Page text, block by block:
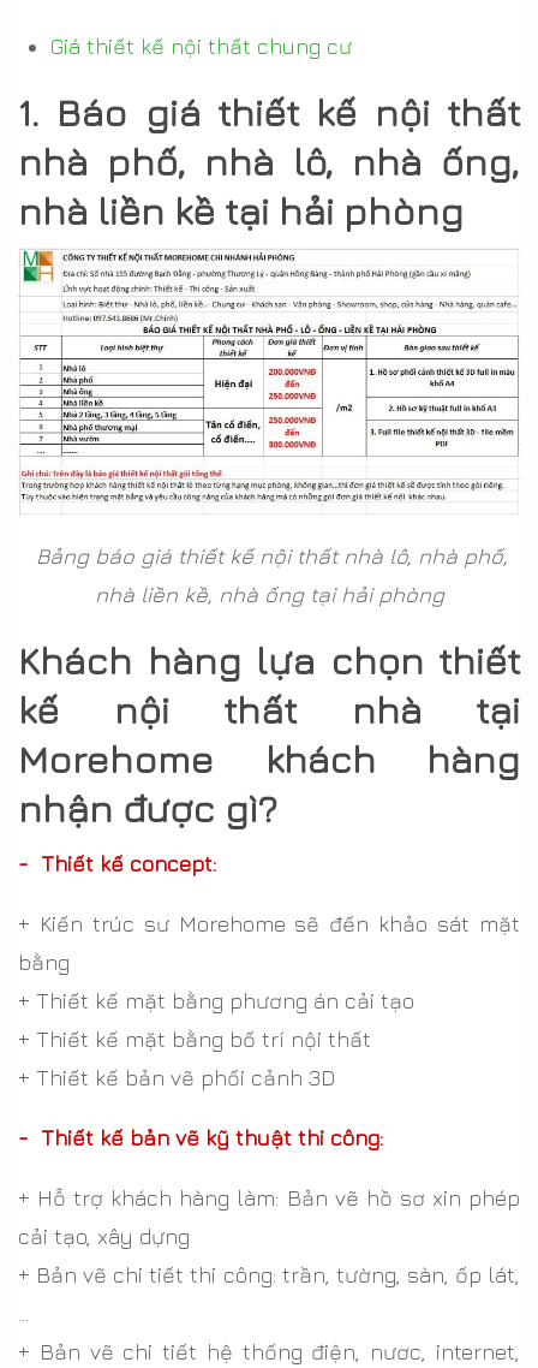
Giá thiết kế nội thất chung cư
1. Báo giá thiết kế nội thất
nhà phố, nhà lô, nhà ống,
nhà liền kề tại hải phòng
Bảng báo giá thiết kế nội thất nhà lô, nhà phố,
nhà liền kề, nhà ống tại hải phòng
Khách hàng lựa chọn thiết
kế nội thất nhà tại
Morehome khách hàng
nhận được gì?
- Thiết kế concept:
+ Kiến trúc sư Morehome sẽ đến khảo sát mặt
bằng
+ Thiết kế mặt bằng phương án cải tạo
+ Thiết kế mặt bằng bố trí nội thất
+ Thiết kế bản vẽ phối cảnh 3D
- Thiết kế bản vẽ kỹ thuật thi công:
+ Hỗ trợ khách hàng làm: Bản vẽ hồ sơ xin phép
cải tạo, xây dựng
+ Bản vẽ chi tiết thi công: trần, tường, sàn, ốp lát,
+ Bản vẽ chi tiết hệ thống điện, nươc, internet,